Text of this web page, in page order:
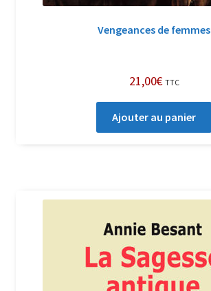
Vengeances de femmes
21,00€ TTC
Ajouter au panier